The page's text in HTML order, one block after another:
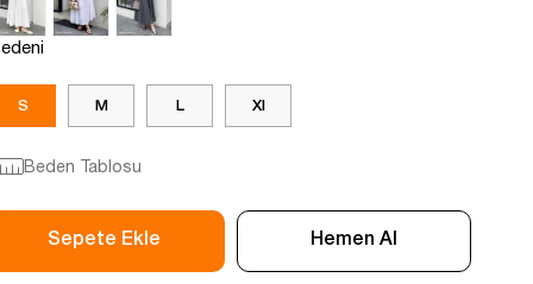
S M L Xl
Beden Tablosu